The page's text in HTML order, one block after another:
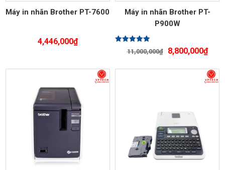
Máy in nhãn Brother PT-7600
4,446,000₫
Máy in nhãn Brother PT-
P900W
Được xếp
hạng
11,000,000₫
Giá
11,000,000₫.
8,800,000₫Giá
tại
là: